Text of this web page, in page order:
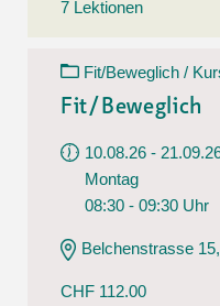
7 Lektionen
Fit/Beweglich /
Fit/Beweglich
10.08.26 -
Montag
08:30 - 09:30 Uhr
Belchenstrasse
CHF 112.00